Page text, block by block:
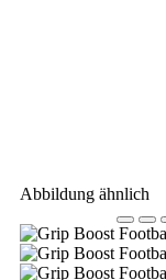
Abbildung ähnlich